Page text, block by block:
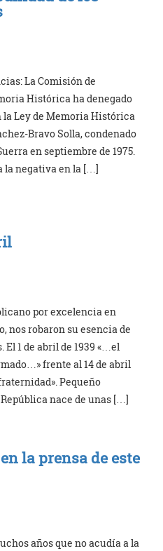
La Comisión de
Histórica ha denegado
la Ley de Memoria Histórica
Bravo Solla, condenado
en septiembre de 1975.
la negativa en la […]
por excelencia en
nos robaron su esencia de
1 de abril de 1939 «…el
frente al 14 de abril
Pequeño
nace de unas […]
la prensa de este
años que no acudía a la